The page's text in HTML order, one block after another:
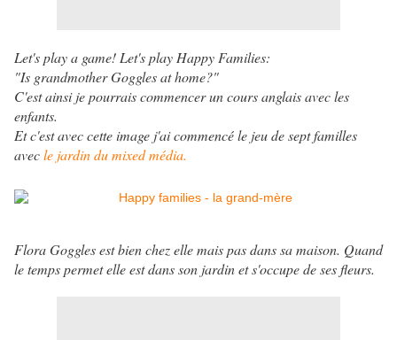
Let's play a game! Let's play Happy Families:
"Is grandmother Goggles at home?"
C'est ainsi je pourrais commencer un cours anglais avec les
enfants.
Et c'est avec cette image j'ai commencé le jeu de sept familles
avecle jardin du mixed média.
Flora Goggles est bien chez elle mais pas dans sa maison. Quand
le temps permet elle est dans son jardin et s'occupe de ses fleurs.